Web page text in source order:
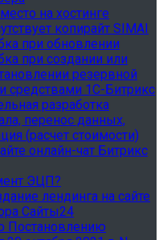
на хостинге
копирайт SIMAI
при обновлении
при создании или
резервной
средствами 1С-Битрикс
разработка
перенос данных,
(расчет стоимости)
онлайн-чат Битрикс
ЭЦП?
лендинга на сайте
Сайты24
Постановлению